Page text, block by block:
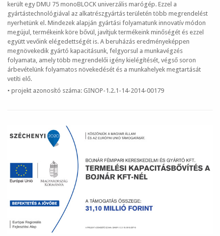
került egy DMU 75 monoBLOCK univerzális marógép. Ezzel a
gyártástechnológiával az alkatrészgyártás területén több megrendelést
nyerhetünk el. Mindezek alapján gyártási folyamatunk innovatív módon
megújul, termékeink köre bővül, javítjuk termékeink minőségét és ezzel
együtt vevőink elégedettségét is. A beruházás eredményeképpen
megnövekedik gyártó kapacitásunk, felgyorsul a munkavégzés
folyamata, amely több megrendelői igény kielégítését, végső soron
árbevételünk folyamatos növekedését és a munkahelyek megtartását
vetíti elő.
• projekt azonosító száma: GINOP-1.2.1-14-2014-00179